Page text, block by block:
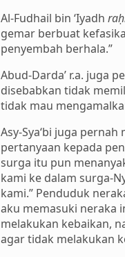
Al-Fudhail bin ‘Iyadh
gemar berbuat
penyembah berhala.”
Abud-Darda’ r.a. juga
disebabkan tidak
tidak mau
Asy-Sya‘bi juga
pertanyaan kepada
surga itu pun
kami ke dalam surga-
kami.” Penduduk
aku memasuki neraka
melakukan kebaikan,
agar tidak melakukan